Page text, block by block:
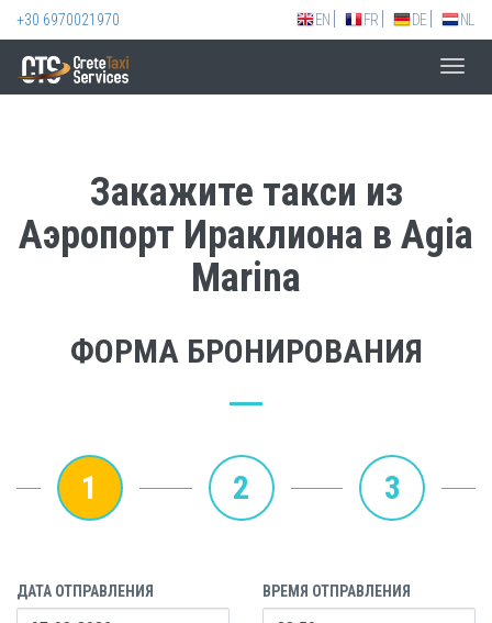
+30 6970021970 EN FR DE NL
Закажите такси из
Аэропорт Ираклиона в Agia
Marina
ФОРМА БРОНИРОВАНИЯ
1 2 3
ДАТА ОТПРАВЛЕНИЯ ВРЕМЯ ОТПРАВЛЕНИЯ